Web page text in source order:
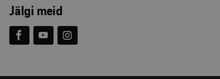
Jälgi meid
  